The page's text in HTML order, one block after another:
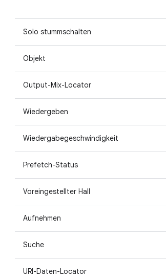
Solo stummschalten
Objekt
Output-Mix-Locator
Wiedergeben
Wiedergabegeschwindigkeit
Prefetch-Status
Voreingestellter Hall
Aufnehmen
Suche
URI-Daten-Locator